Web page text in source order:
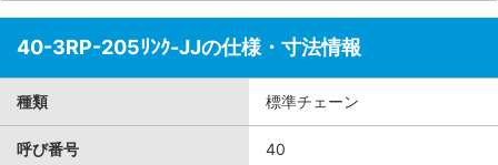
40-3RP-205ﾘﾝｸ-JJの仕様・寸法情報
種類 標準チェーン
呼び番号 40